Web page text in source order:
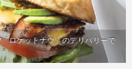
ロケットナウ」のデリバリーで